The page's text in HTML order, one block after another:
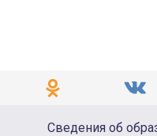
Сведения об